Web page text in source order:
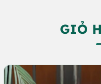
GIỎ